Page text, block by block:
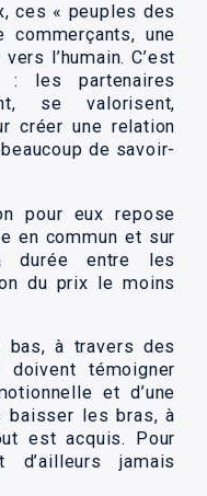
ces « peuples des
commerçants, une
l’humain. C’est
les partenaires
se valorisent,
créer une relation
de savoir-
pour eux repose
en commun et sur
durée entre les
du prix le moins
bas, à travers des
doivent témoigner
et d’une
baisser les bras, à
est acquis. Pour
d’ailleurs jamais